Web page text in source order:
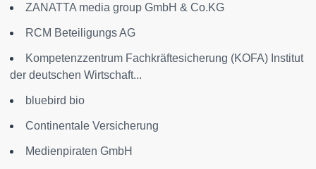
ZANATTA media group GmbH & Co.KG
RCM Beteiligungs AG
Kompetenzzentrum Fachkräftesicherung (KOFA) Institut
der deutschen Wirtschaft...
bluebird bio
Continentale Versicherung
Medienpiraten GmbH